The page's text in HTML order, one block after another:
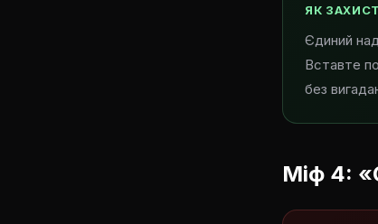
ЯК
Єдиний
Вставте
без
Міф 4: